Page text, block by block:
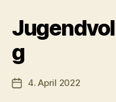
g
Veröffentlichungsdatum
4. April 2022